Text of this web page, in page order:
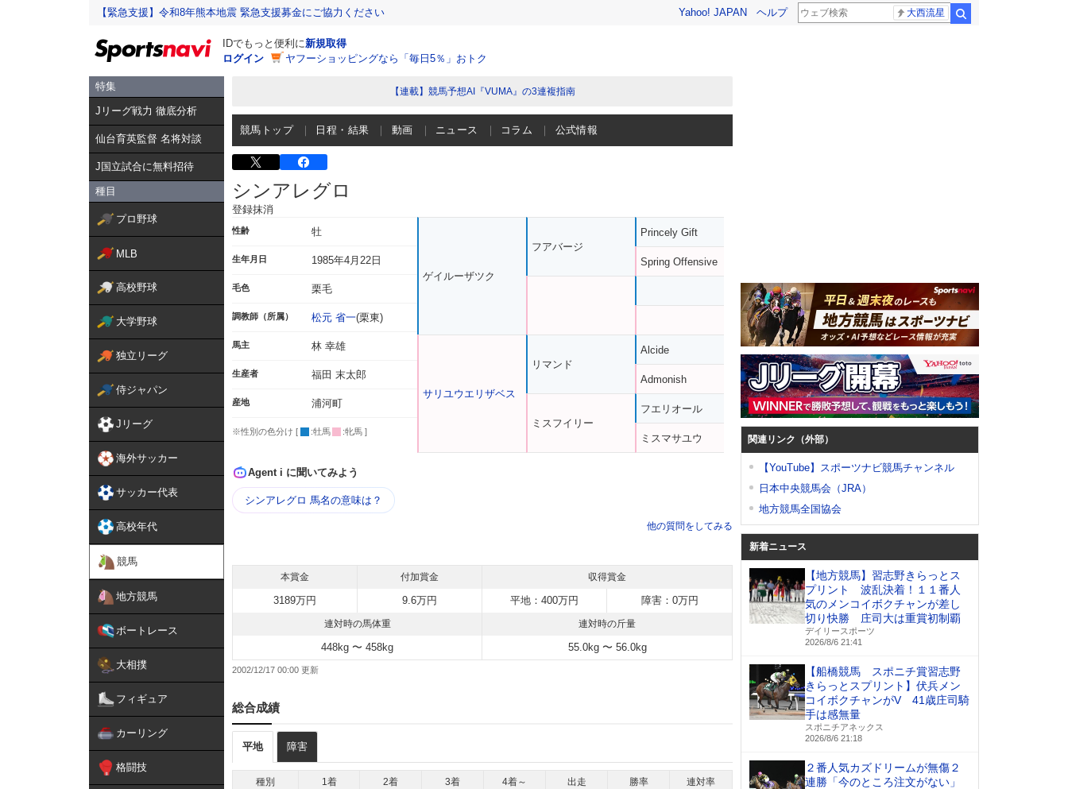
【緊急支援】令和8年熊本地震 緊急支援募金にご協力ください Yahoo! JAPAN ヘルプ 大西流星
IDでもっと便利に新規取得
ログイン
ヤフーショッピングなら「毎日5％」おトク
特集
Jリーグ戦力 徹底分析
仙台育英監督 名将対談
J国立試合に無料招待
種目
プロ野球
MLB
高校野球
大学野球
独立リーグ
侍ジャパン
Jリーグ
海外サッカー
サッカー代表
高校年代
競馬
地方競馬
ボートレース
大相撲
フィギュア
カーリング
格闘技
【連載】競馬予想AI『VUMA』の3連複指南
競馬トップ 日程・結果 動画 ニュース コラム 公式情報
シンアレグロ
登録抹消
性齢 牡
生年月日 1985年4月22日
毛色 栗毛
調教師（所属） 松元 省一(栗東)
馬主 林 幸雄
生産者 福田 末太郎
産地 浦河町
※性別の色分け [ :牡馬 :牝馬 ]
ゲイルーザツク
サリユウエリザベス
フアバージ
リマンド
ミスフイリー
Princely Gift
Spring Offensive
Alcide
Admonish
フエリオール
ミスマサユウ
Agent i に聞いてみよう
シンアレグロ 馬名の意味は？
他の質問をしてみる
本賞金 付加賞金 収得賞金
3189万円 9.6万円 平地：400万円 障害：0万円
連対時の馬体重 連対時の斤量
448kg 〜 458kg 55.0kg 〜 56.0kg
2002/12/17 00:00
総合成績
平地 障害
種別 1着 2着 3着 4着～ 出走 勝率 連対率
関連リンク（外部）
【YouTube】スポーツナビ競馬チャンネル
日本中央競馬会（JRA）
地方競馬全国協会
新着ニュース
【地方競馬】習志野きらっとス
プリント 波乱決着！１１番人
気のメンコイボクチャンが差し
切り快勝 庄司大は重賞初制覇
デイリースポーツ
2026/8/6 21:41
【船橋競馬 スポニチ賞習志野
きらっとスプリント】伏兵メン
コイボクチャンがV 41歳庄司騎
手は感無量
スポニチアネックス
2026/8/6 21:18
２番人気カズドリームが無傷２
連勝「今のところ注文がない」